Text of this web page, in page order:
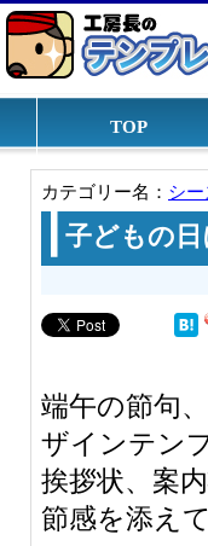
TOP
カテゴリー名： シ
子どもの
端午の節句
ザインテン
挨拶状、案
節感を添え